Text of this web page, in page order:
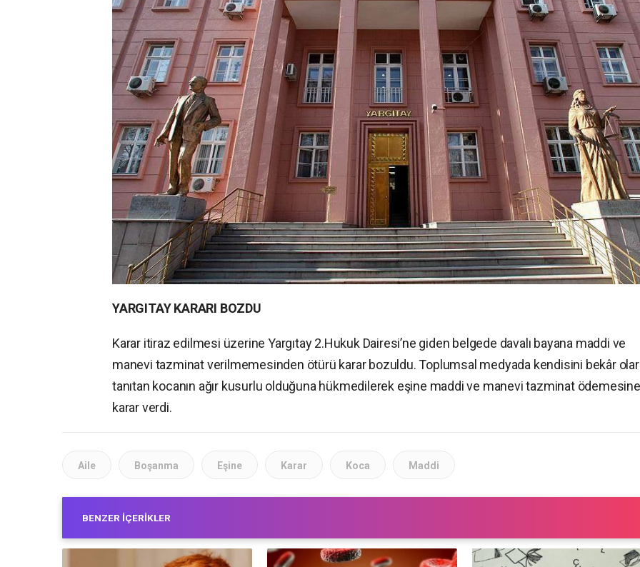
YARGITAY KARARI BOZDU
Karar itiraz edilmesi üzerine Yargıtay 2.Hukuk Dairesi’ne giden belgede davalı bayana maddi ve
manevi tazminat verilmemesinden ötürü karar bozuldu. Toplumsal medyada kendisini bekâr
tanıtan kocanın ağır kusurlu olduğuna hükmedilerek eşine maddi ve manevi tazminat ödemesine
karar verdi.
Aile Boşanma Eşine Karar Koca Maddi
BENZER İÇERIKLER